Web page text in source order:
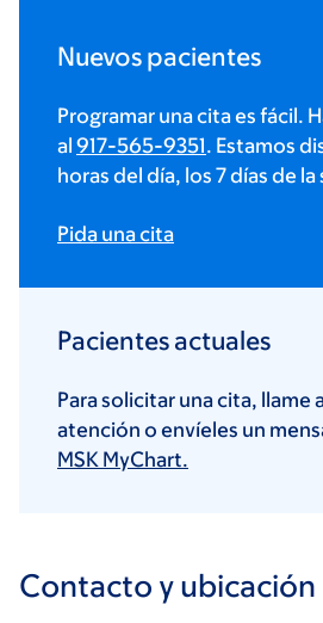
Nuevos pacientes
Programar una cita es fácil.
al 917-565-9351. Estamos
horas del día, los 7 días de la
Pida una cita
Pacientes actuales
Para solicitar una cita, llame
atención o envíeles un
MSK MyChart.
Contacto y ubicación